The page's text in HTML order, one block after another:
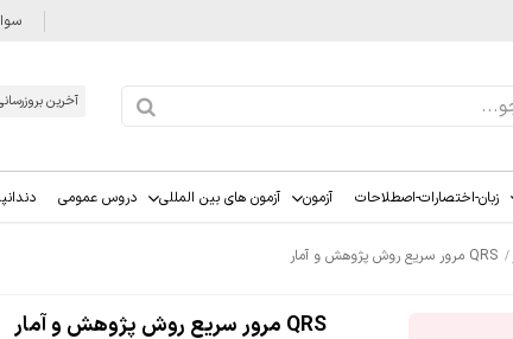
آخرین بروزرسانی شنبه
زبان-اختصارات-اصطلاحات آزمون آزمون های بین المللی دروس عمومی
QRS مرور سریع روش پژوهش و آمار
QRS مرور سریع روش پژوهش و آمار